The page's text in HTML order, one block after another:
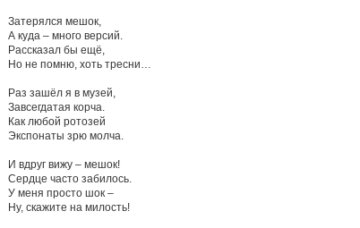
Затерялся мешок,
А куда – много версий.
Рассказал бы ещё,
Но не помню, хоть тресни…
Раз зашёл я в музей,
Завсегдатая корча.
Как любой ротозей
Экспонаты зрю молча.
И вдруг вижу – мешок!
Сердце часто забилось.
У меня просто шок –
Ну, скажите на милость!